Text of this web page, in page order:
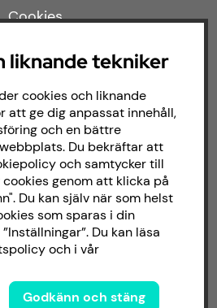
Cookies
kategorier
Kampanjer
butiken
oss
Facebook
liknande tekniker
cookies och liknande
att ge dig anpassat innehåll,
och en bättre
Du bekräftar att
och samtycker till
genom att klicka på
Du kan själv när som helst
som sparas i din
Du kan läsa
och i vår
Godkänn och stäng